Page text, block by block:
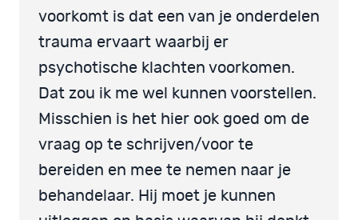
voorkomt is dat een van je onderdelen
trauma ervaart waarbij er
psychotische klachten voorkomen.
Dat zou ik me wel kunnen voorstellen.
Misschien is het hier ook goed om de
vraag op te schrijven/voor te
bereiden en mee te nemen naar je
behandelaar. Hij moet je kunnen